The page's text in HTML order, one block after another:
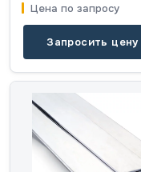
Цена по запросу
Запросить цену